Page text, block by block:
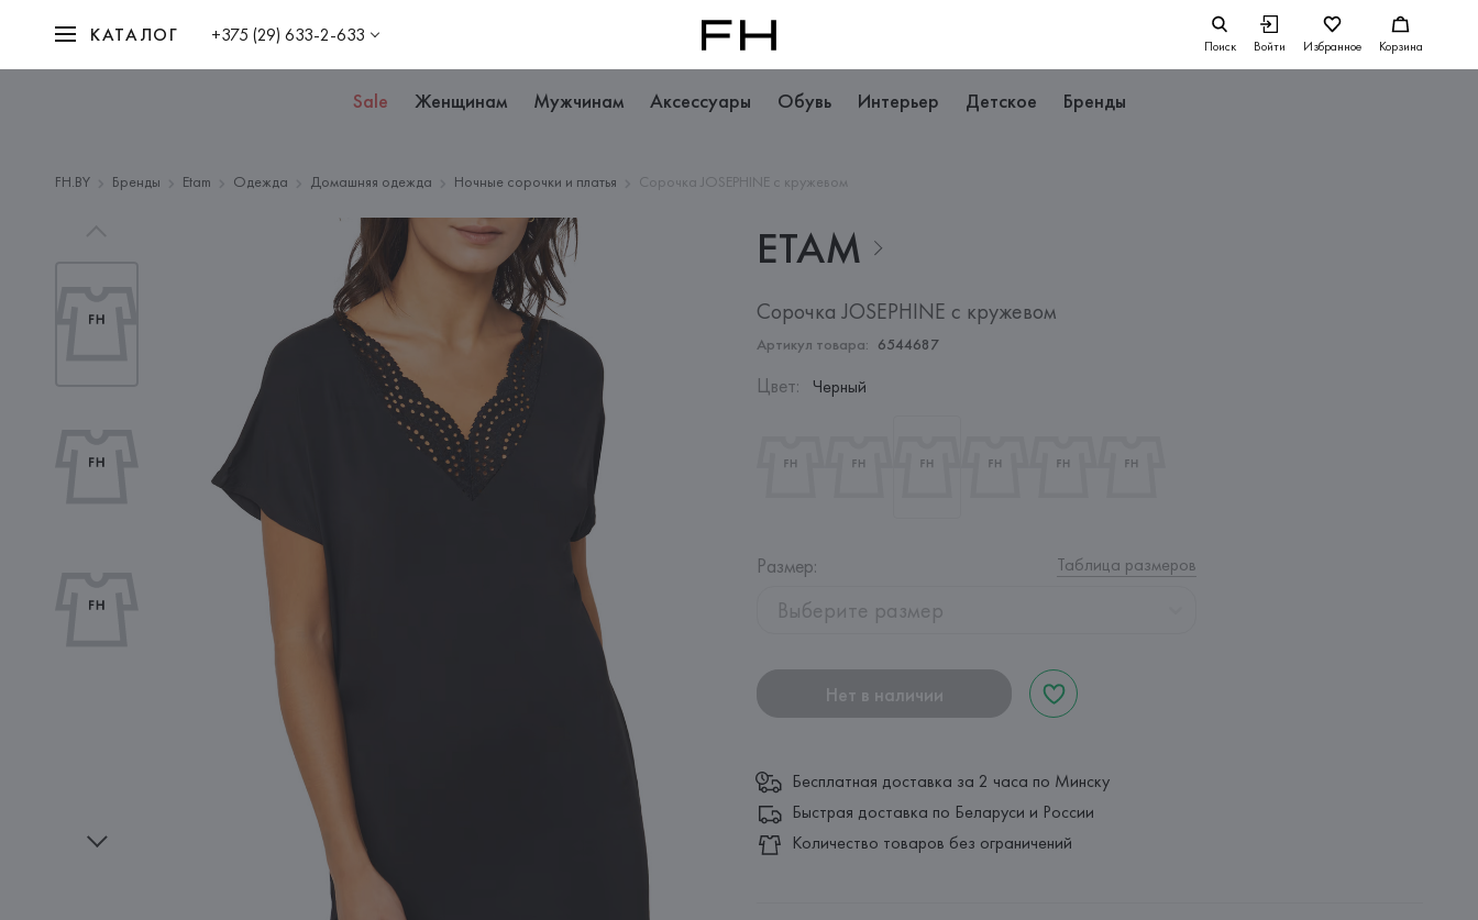
КАТАЛОГ +375 (29) 633-2-633 Поиск Войти Избранное Корзина
Sale Женщинам Мужчинам Аксессуары Обувь Интерьер Детское Бренды
FH.BY Бренды Etam Одежда Домашняя одежда Ночные сорочки и платья Сорочка JOSEPHINE с кружевом
ETAM
Сорочка JOSEPHINE с кружевом
Артикул товара: 6544687
Цвет: Черный
Размер: Таблица размеров
Выберите размер
Нет в наличии
Бесплатная доставка за 2 часа по Минску
Быстрая доставка по Беларуси и России
Количество товаров без ограничений